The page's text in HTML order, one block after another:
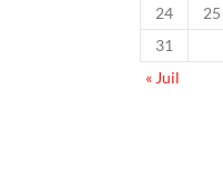
24
25
31
« Juil